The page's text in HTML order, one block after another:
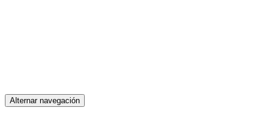
Alternar navegación